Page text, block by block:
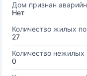
Дом признан
Нет
Количество жилых
27
Количество
0